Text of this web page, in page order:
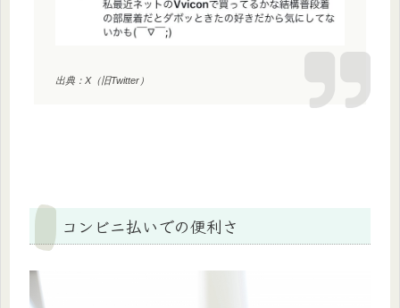
出典：X（旧Twitter）
コンビニ払いでの便利さ